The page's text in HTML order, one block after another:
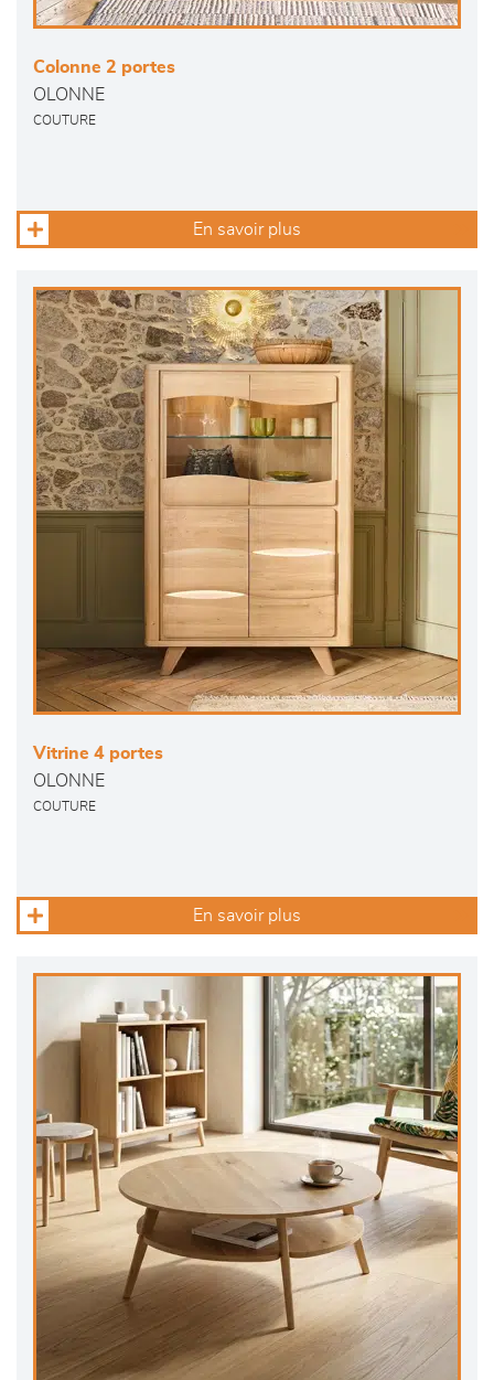
Colonne 2 portes
OLONNE
COUTURE
En savoir plus
Vitrine 4 portes
OLONNE
COUTURE
En savoir plus